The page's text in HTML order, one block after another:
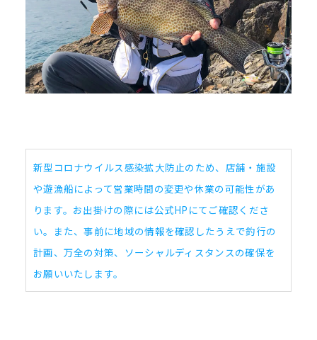
新型コロナウイルス感染拡大防止のため、店舗・施設
や遊漁船によって営業時間の変更や休業の可能性があ
ります。お出掛けの際には公式HPにてご確認くださ
い。また、事前に地域の情報を確認したうえで釣行の
計画、万全の対策、ソーシャルディスタンスの確保を
お願いいたします。